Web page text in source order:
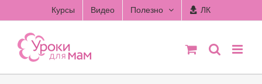
to
content
Курсы Видео Полезно ЛК